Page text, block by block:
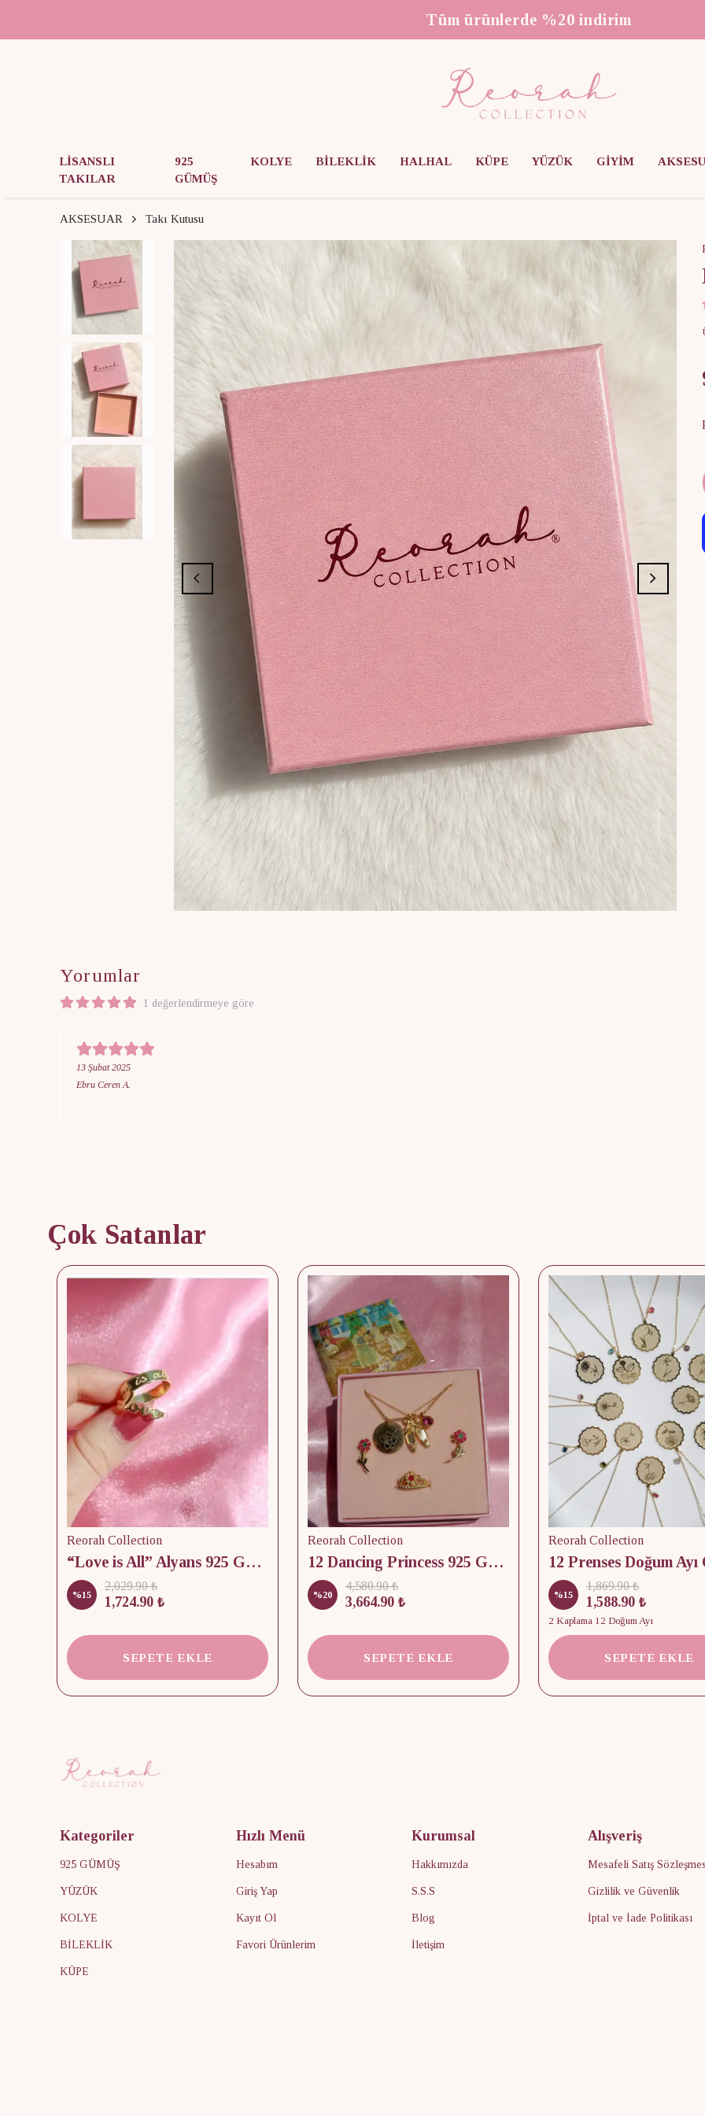
3000 ₺ üzeri ücretsiz kargo
LİSANSLI
TAKILAR
925
GÜMÜŞ
KOLYE BİLEKLİK HALHAL KÜPE YÜZÜK GİYİM
AKSESUAR Takı Kutusu
Yorumlar
1 değerlendirmeye göre
13 Şubat 2025
Ebru Ceren A.
Çok Satanlar
Reorah Collection
“Love is All” Alyans 925 Gümüş - Medium Beden
%15
2,029.90 ₺
1,724.90 ₺
SEPETE EKLE
Reorah Collection
12 Dancing Princess 925 Gümüş/ Kolye, Küpe ve Yüzük Set
%20
4,580.90 ₺
3,664.90 ₺
SEPETE EKLE
Reorah Collection
%15
1,869.90 ₺
1,588.90 ₺
2 Kaplama 12 Doğum Ayı
SEPETE EKLE
Kategoriler
925 GÜMÜŞ
YÜZÜK
KOLYE
BİLEKLİK
KÜPE
Hızlı Menü
Hesabım
Giriş Yap
Kayıt Ol
Favori Ürünlerim
Kurumsal
Hakkımızda
S.S.S
Blog
İletişim
Alışveriş
Mesafeli Satış
Gizlilik ve Güvenlik
İptal ve İade Politikası